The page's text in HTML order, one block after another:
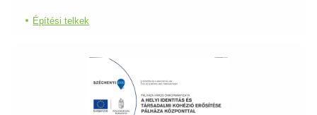
Építési telkek